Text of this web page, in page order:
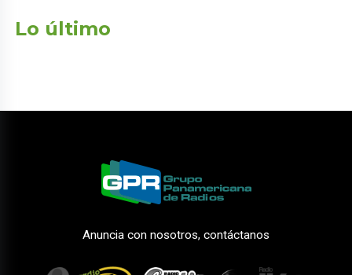
Lo último
Anuncia con nosotros, contáctanos